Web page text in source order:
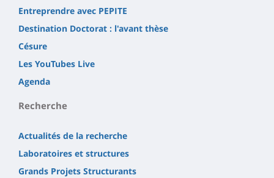
Entreprendre avec PEPITE
Destination Doctorat : l'avant thèse
Césure
Les YouTubes Live
Agenda
Recherche
Actualités de la recherche
Laboratoires et structures
Grands Projets Structurants